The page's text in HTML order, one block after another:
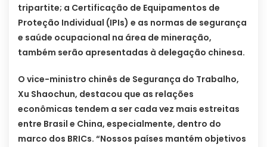
tripartite; a Certificação de Equipamentos de
Proteção Individual (IPIs) e as normas de segurança
e saúde ocupacional na área de mineração,
também serão apresentadas à delegação chinesa.
O vice-ministro chinês de Segurança do Trabalho,
Xu Shaochun, destacou que as relações
econômicas tendem a ser cada vez mais estreitas
entre Brasil e China, especialmente, dentro do
marco dos BRICs. “Nossos países mantém objetivos